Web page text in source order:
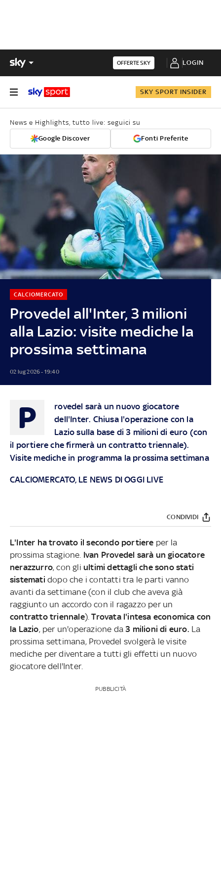
OFFERTE SKY LOGIN
SKY SPORT INSIDER
News e Highlights, tutto live: seguici su
Google Discover Fonti Preferite
Provedel all'Inter, 3 milioni
alla Lazio: visite mediche la
prossima settimana
CALCIOMERCATO
02 lug 2026 - 19:40
P
rovedel sarà un nuovo giocatore
dell'Inter. Chiusa l'operazione con la
Lazio sulla base di 3 milioni di euro (con
il portiere che firmerà un contratto triennale).
Visite mediche in programma la prossima settimana
CALCIOMERCATO, LE NEWS DI OGGI LIVE
CONDIVIDI
L'Inter ha trovato il secondo portiere per la
prossima stagione. Ivan Provedel sarà un giocatore
nerazzurro, con gli ultimi dettagli che sono stati
sistemati dopo che i contatti tra le parti vanno
avanti da settimane (con il club che aveva già
raggiunto un accordo con il ragazzo per un
contratto triennale).Trovata l'intesa economica con
la Lazio, per un'operazione da 3 milioni di euro. La
prossima settimana, Provedel svolgerà le visite
mediche per diventare a tutti gli effetti un nuovo
giocatore dell'Inter.
PUBBLICITÀ